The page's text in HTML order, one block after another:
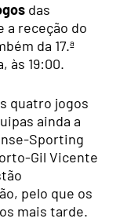
das
a receção do
da 17.ª
às 19:00.
quatro jogos
ainda a
Sporting
Gil Vicente
pelo que os
mais tarde.